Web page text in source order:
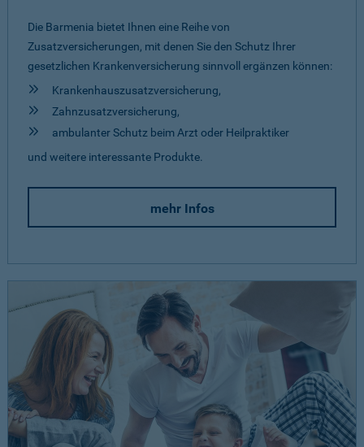
Die Barmenia bietet Ihnen eine Reihe von
Zusatzversicherungen, mit denen Sie den Schutz Ihrer
gesetzlichen Krankenversicherung sinnvoll ergänzen können:
Krankenhauszusatzversicherung,
Zahnzusatzversicherung,
ambulanter Schutz beim Arzt oder Heilpraktiker
und weitere interessante Produkte.
mehr Infos